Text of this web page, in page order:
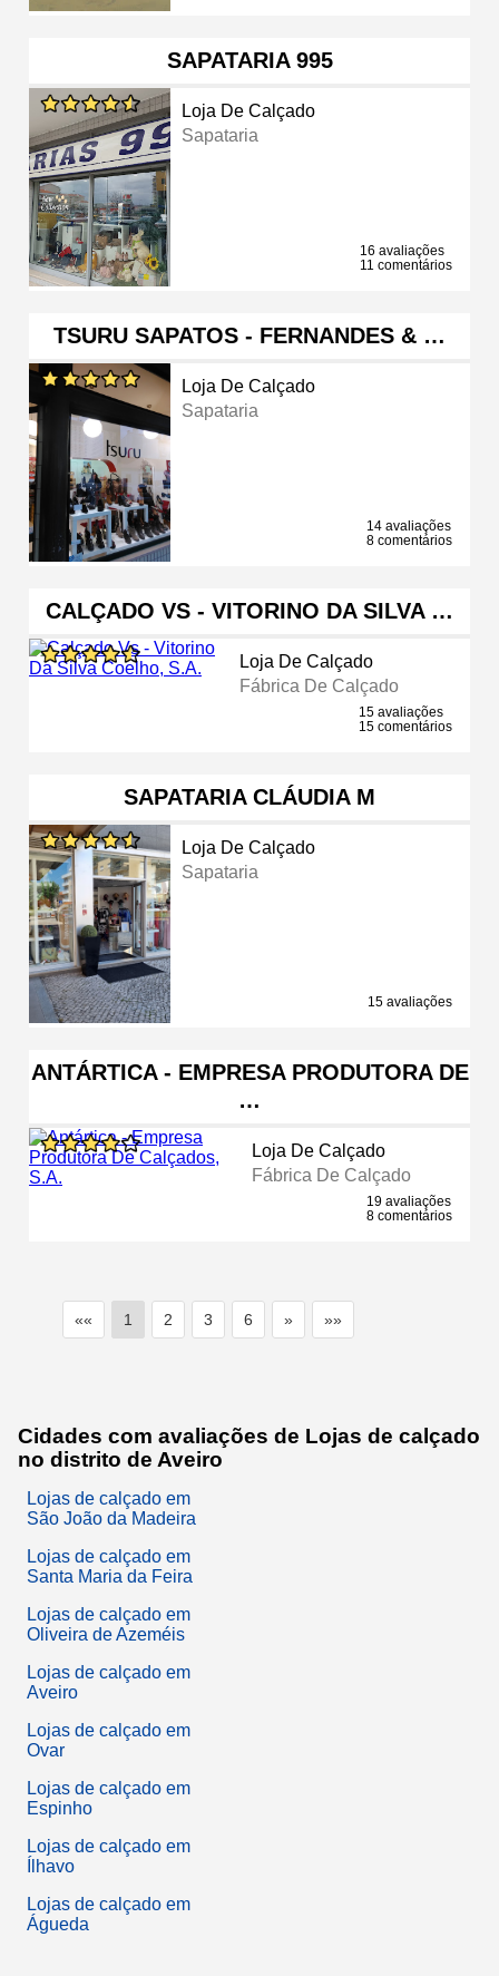
SAPATARIA 995
Loja De Calçado
Sapataria
16 avaliações
11 comentários
TSURU SAPATOS - FERNANDES & …
Loja De Calçado
Sapataria
14 avaliações
8 comentários
CALÇADO VS - VITORINO DA SILVA …
Loja De Calçado
Fábrica De Calçado
15 avaliações
15 comentários
SAPATARIA CLÁUDIA M
Loja De Calçado
Sapataria
15 avaliações
ANTÁRTICA - EMPRESA PRODUTORA DE
…
Loja De Calçado
Fábrica De Calçado
19 avaliações
8 comentários
«« 1 2 3 6 » »»
Cidades com avaliações de Lojas de calçado
no distrito de Aveiro
Lojas de calçado em
São João da Madeira
Lojas de calçado em
Santa Maria da Feira
Lojas de calçado em
Oliveira de Azeméis
Lojas de calçado em
Aveiro
Lojas de calçado em
Ovar
Lojas de calçado em
Espinho
Lojas de calçado em
Ílhavo
Lojas de calçado em
Águeda